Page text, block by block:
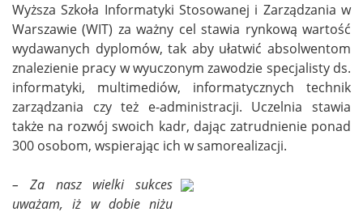
Wyższa Szkoła Informatyki Stosowanej i Zarządzania w
Warszawie (WIT) za ważny cel stawia rynkową wartość
wydawanych dyplomów, tak aby ułatwić absolwentom
znalezienie pracy w wyuczonym zawodzie specjalisty ds.
informatyki, multimediów, informatycznych technik
zarządzania czy też e-administracji. Uczelnia stawia
także na rozwój swoich kadr, dając zatrudnienie ponad
300 osobom, wspierając ich w samorealizacji.
– Za nasz wielki sukces
uważam, iż w dobie niżu